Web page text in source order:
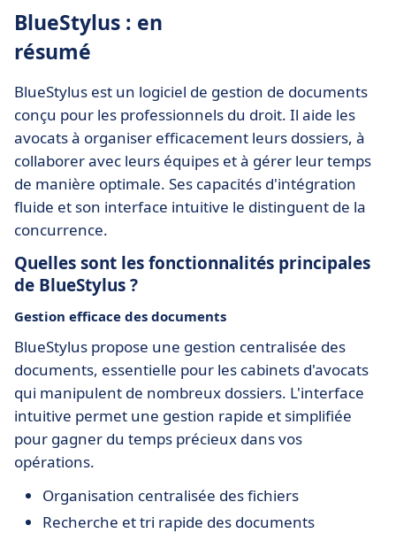
BlueStylus : en
résumé
BlueStylus est un logiciel de gestion de documents
conçu pour les professionnels du droit. Il aide les
avocats à organiser efficacement leurs dossiers, à
collaborer avec leurs équipes et à gérer leur temps
de manière optimale. Ses capacités d'intégration
fluide et son interface intuitive le distinguent de la
concurrence.
Quelles sont les fonctionnalités principales
de BlueStylus ?
Gestion efficace des documents
BlueStylus propose une gestion centralisée des
documents, essentielle pour les cabinets d'avocats
qui manipulent de nombreux dossiers. L'interface
intuitive permet une gestion rapide et simplifiée
pour gagner du temps précieux dans vos
opérations.
Organisation centralisée des fichiers
Recherche et tri rapide des documents